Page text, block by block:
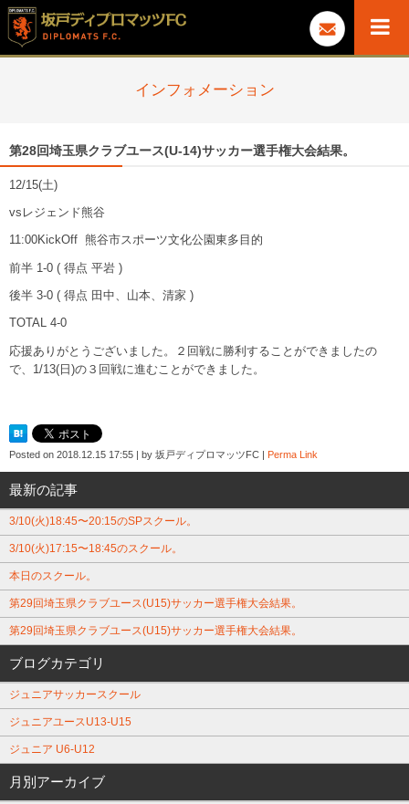
インフォメーション
第28回埼玉県クラブユース(U-14)サッカー選手権大会結果。
12/15(土)
vsレジェンド熊谷
11:00KickOff 熊谷市スポーツ文化公園東多目的
前半 1-0 ( 得点 平岩 )
後半 3-0 ( 得点 田中、山本、清家 )
TOTAL 4-0
応援ありがとうございました。２回戦に勝利することができましたの
で、1/13(日)の３回戦に進むことができました。
Posted on 2018.12.15 17:55 | by 坂戸ディプロマッツFC | Perma Link
最新の記事
3/10(火)18:45〜20:15のSPスクール。
3/10(火)17:15〜18:45のスクール。
本日のスクール。
第29回埼玉県クラブユース(U15)サッカー選手権大会結果。
第29回埼玉県クラブユース(U15)サッカー選手権大会結果。
ブログカテゴリ
ジュニアサッカースクール
ジュニアユースU13-U15
ジュニア U6-U12
月別アーカイブ